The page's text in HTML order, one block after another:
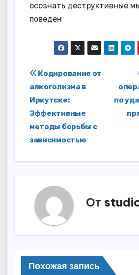
осознать деструктивные
поведен
Навигация
по
записям
по
Кодирование от
алкоголизма в
Иркутске:
Эффективные
методы борьбы с
зависимостью
От
Похожая запись